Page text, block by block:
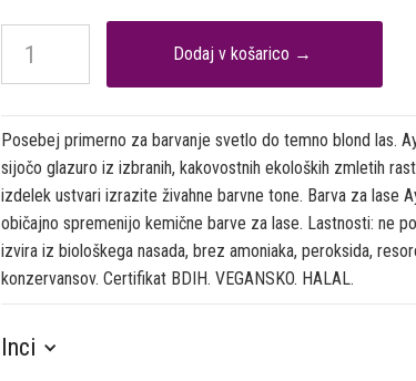
Posebej primerno za barvanje svetlo do temno blond las.
sijočo glazuro iz izbranih, kakovostnih ekoloških zmletih
izdelek ustvari izrazite živahne barvne tone. Barva za lase
običajno spremenijo kemične barve za lase. Lastnosti: ne
izvira iz biološkega nasada, brez amoniaka, peroksida,
konzervansov. Certifikat BDIH. VEGANSKO. HALAL.
Inci